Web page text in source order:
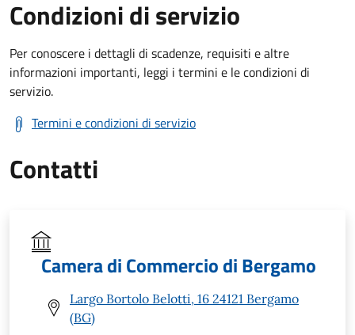
Condizioni di servizio
Per conoscere i dettagli di scadenze, requisiti e altre
informazioni importanti, leggi i termini e le condizioni di
servizio.
Termini e condizioni di servizio
Contatti
Camera di Commercio di Bergamo
Largo Bortolo Belotti, 16 24121 Bergamo
(BG)